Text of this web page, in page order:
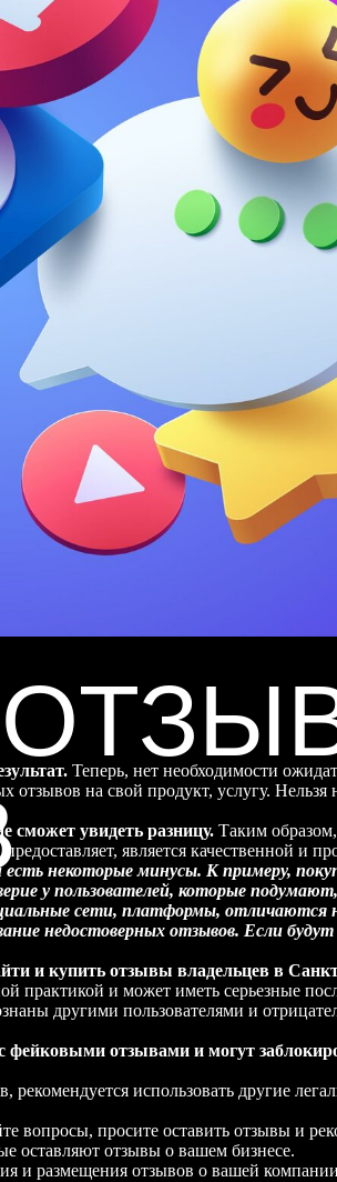
Теперь, нет необходимости
на свой продукт, услугу. Нельзя
сможет увидеть разницу. Таким
является качественной и
некоторые минусы. К примеру,
у пользователей, которые
сети, платформы, отличаются
недостоверных отзывов. Если
и купить отзывы владельцев в
практикой и может иметь серьезные
другими пользователями и
отзывами и могут
использовать другие
вопросы, просите оставить отзывы и
оставляют отзывы о вашем бизнесе.
и размещения отзывов о вашей